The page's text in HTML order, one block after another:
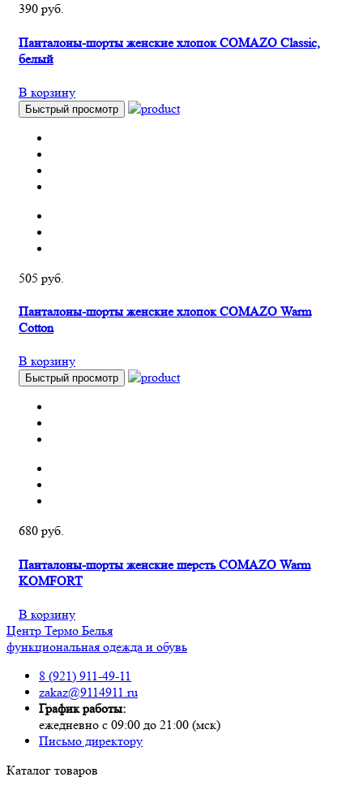
390 руб.
Панталоны-шорты женские хлопок COMAZO Classic,
белый
В корзину
Быстрый просмотр
505 руб.
Панталоны-шорты женские хлопок COMAZO Warm
Cotton
В корзину
Быстрый просмотр
680 руб.
Панталоны-шорты женские шерсть COMAZO Warm
KOMFORT
В корзину
Центр Термо Белья
функциональная одежда и обувь
8 (921) 911-49-11
zakaz@9114911.ru
График работы:
ежедневно с 09:00 до 21:00 (мск)
Письмо директору
Каталог товаров